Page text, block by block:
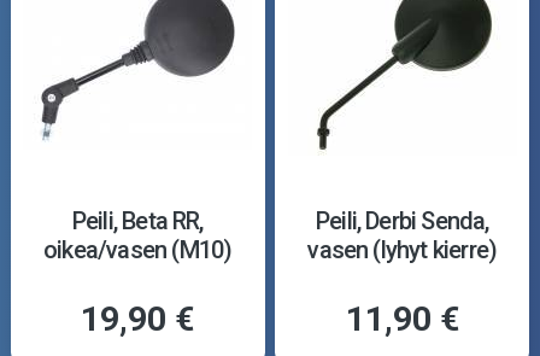
Peili, Beta RR,
oikea/vasen (M10)
19,90 €
Peili, Derbi Senda,
vasen (lyhyt kierre)
11,90 €